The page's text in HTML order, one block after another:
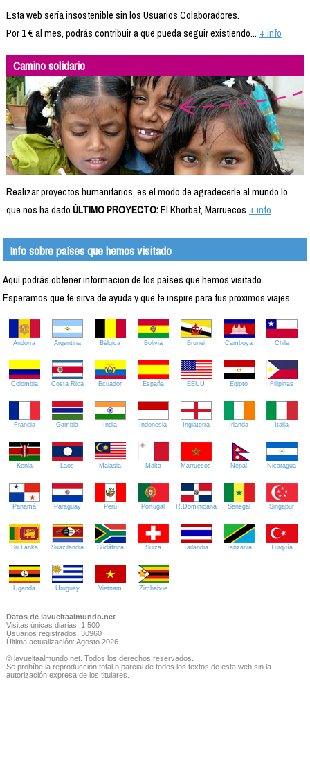
Esta web sería insostenible sin los Usuarios Colaboradores.
Por 1 € al mes, podrás contribuir a que pueda seguir existiendo... + info
Camino solidario
Realizar proyectos humanitarios, es el modo de agradecerle al mundo lo
que nos ha dado.ÚLTIMO PROYECTO:El Khorbat, Marruecos + info
Info sobre países que hemos visitado
Aquí podrás obtener información de los países que hemos visitado.
Esperamos que te sirva de ayuda y que te inspire para tus próximos viajes.
Andorra Argentina Bélgica Bolivia Brunei Camboya Chile
Colombia Costa Rica Ecuador España EEUU Egipto Filipinas
Francia Gambia India Indonesia Inglaterra Irlanda Italia
Kenia Laos Malasia Malta Marruecos Nepal Nicaragua
Panamá Paraguay Perú Portugal R.Dominicana Senegal Singapur
Sri Lanka Suazilandia Sudáfrica Suiza Tailandia Tanzania Turquía
Uganda Uruguay Vietnam Zimbabue
Datos de lavueltaalmundo.net
Visitas únicas diarias: 1.500
Usuarios registrados: 30960
Última actualización: Agosto 2026
© lavueltaalmundo.net. Todos los derechos reservados.
Se prohíbe la reproducción total o parcial de todos los textos de esta web sin la
autorización expresa de los titulares.